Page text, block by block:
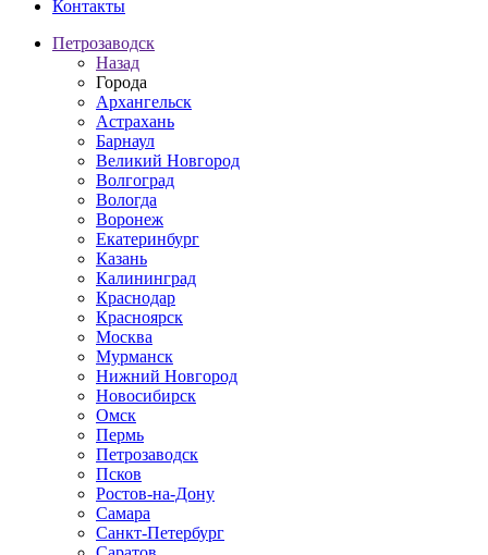
Контакты
Петрозаводск
Назад
Города
Архангельск
Астрахань
Барнаул
Великий Новгород
Волгоград
Вологда
Воронеж
Екатеринбург
Казань
Калининград
Краснодар
Красноярск
Москва
Мурманск
Нижний Новгород
Новосибирск
Омск
Пермь
Петрозаводск
Псков
Ростов-на-Дону
Самара
Санкт-Петербург